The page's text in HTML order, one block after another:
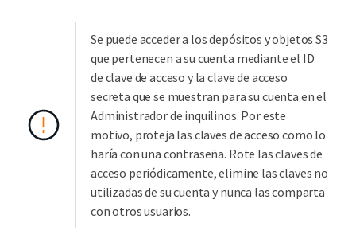
Se puede acceder a los depósitos y objetos S3
que pertenecen a su cuenta mediante el ID
de clave de acceso y la clave de acceso
secreta que se muestran para su cuenta en el
Administrador de inquilinos. Por este
motivo, proteja las claves de acceso como lo
haría con una contraseña. Rote las claves de
acceso periódicamente, elimine las claves no
utilizadas de su cuenta y nunca las comparta
con otros usuarios.